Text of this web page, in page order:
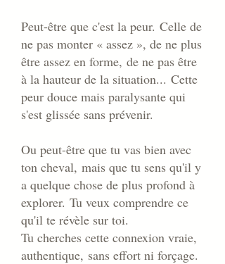
Peut-être que c'est la peur. Celle de
ne pas monter « assez », de ne plus
être assez en forme, de ne pas être
à la hauteur de la situation... Cette
peur douce mais paralysante qui
s'est glissée sans prévenir.
Ou peut-être que tu vas bien avec
ton cheval, mais que tu sens qu'il y
a quelque chose de plus profond à
explorer. Tu veux comprendre ce
qu'il te révèle sur toi.
Tu cherches cette connexion vraie,
authentique, sans effort ni forçage.